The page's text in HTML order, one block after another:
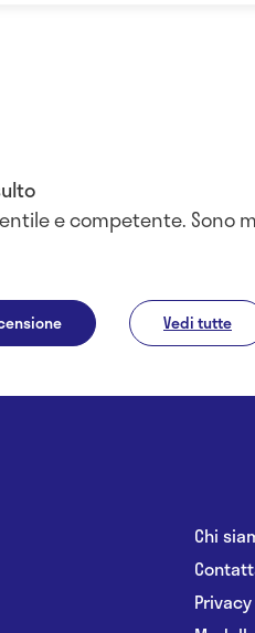
e competente. Sono
Vedi tutte
Chi
Privacy